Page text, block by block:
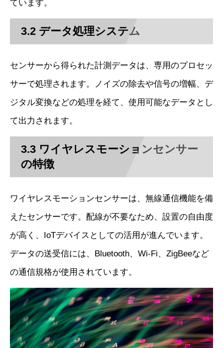
ています。
3.2 データ処理システム
センサーから得られた計測データは、専用のプロセッ
サーで処理されます。ノイズの除去や信号の増幅、デ
ジタル変換などの処理を経て、使用可能なデータとし
て出力されます。
3.3 ワイヤレスモーションセンサー
の特徴
ワイヤレスモーションセンサーは、無線通信機能を備
えたセンサーです。配線が不要なため、設置の自由度
が高く、IoTデバイスとしての活用が進んでいます。
データの送受信には、Bluetooth、Wi-Fi、ZigBeeなど
の通信規格が使用されています。